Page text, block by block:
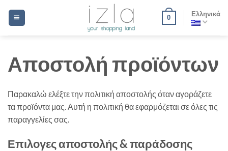
0 Ελληνικά
Αποστολή προϊόντων
Παρακαλώ ελέξτε την πολιτική αποστολής όταν αγοράζετε
τα προϊόντα μας. Αυτή η πολιτική θα εφαρμόζεται σε όλες τις
παραγγελίες σας.
Επιλογες αποστολής & παράδοσης